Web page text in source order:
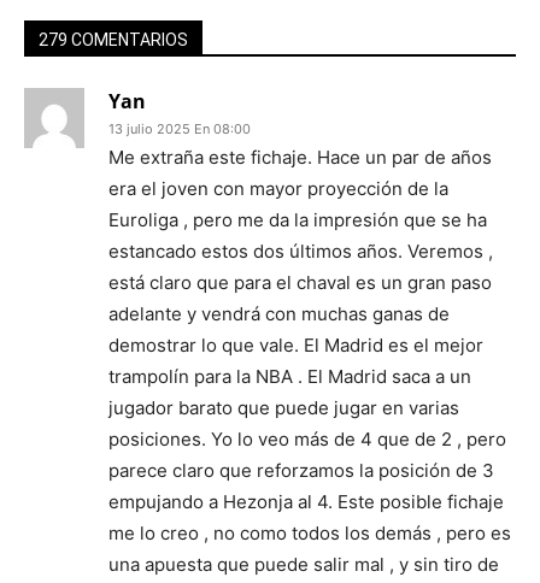
279 COMENTARIOS
Yan
13 julio 2025 En 08:00
Me extraña este fichaje. Hace un par de años
era el joven con mayor proyección de la
Euroliga , pero me da la impresión que se ha
estancado estos dos últimos años. Veremos ,
está claro que para el chaval es un gran paso
adelante y vendrá con muchas ganas de
demostrar lo que vale. El Madrid es el mejor
trampolín para la NBA . El Madrid saca a un
jugador barato que puede jugar en varias
posiciones. Yo lo veo más de 4 que de 2 , pero
parece claro que reforzamos la posición de 3
empujando a Hezonja al 4. Este posible fichaje
me lo creo , no como todos los demás , pero es
una apuesta que puede salir mal , y sin tiro de